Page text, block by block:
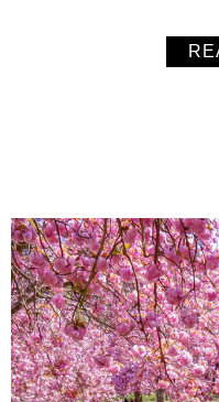
駕照換起來，本文分享
About